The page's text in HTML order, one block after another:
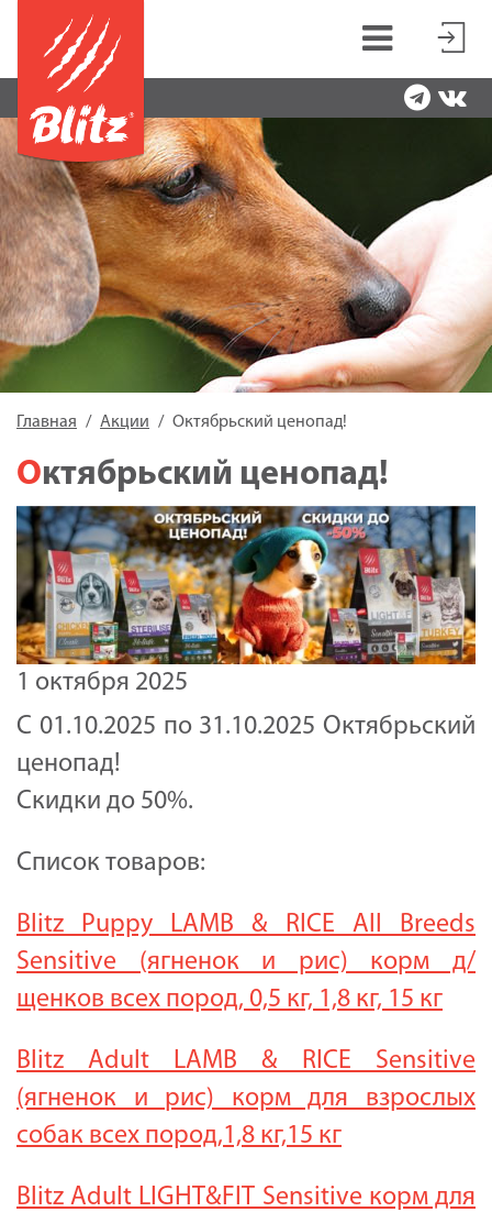
Главная Акции Октябрьский ценопад!
Октябрьский ценопад!
1 октября 2025
С 01.10.2025 по 31.10.2025 Октябрьский
ценопад!
Скидки до 50%.
Список товаров:
Blitz Puppy LAMB & RICE All Breeds
Sensitive (ягненок и рис) корм д/
щенков всех пород, 0,5 кг, 1,8 кг, 15 кг
Blitz Adult LAMB & RICE Sensitive
(ягненок и рис) корм для взрослых
собак всех пород,1,8 кг,15 кг
Blitz Adult LIGHT&FIT Sensitive корм для